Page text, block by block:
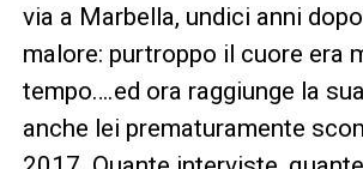
via a Marbella, undici anni
malore: purtroppo il cuore era
tempo….ed ora raggiunge la
anche lei prematuramente